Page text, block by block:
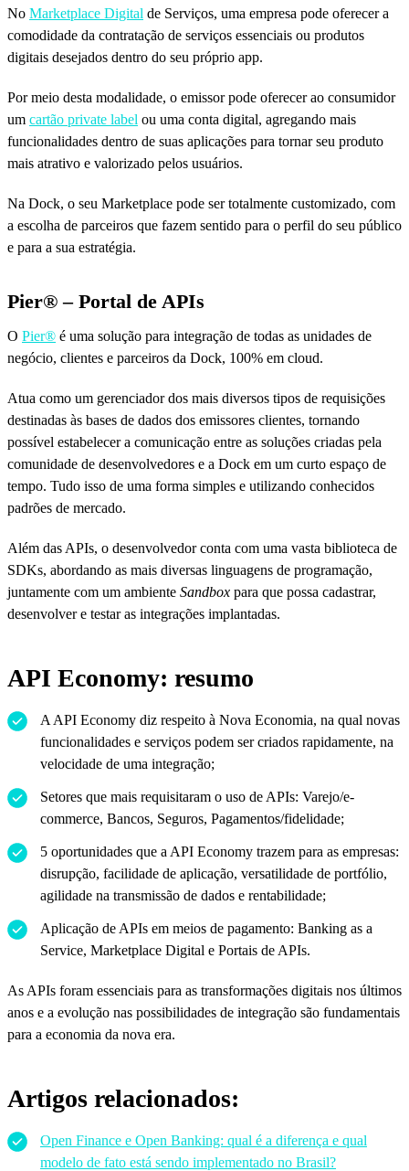
No Marketplace Digital de Serviços, uma empresa pode oferecer a
comodidade da contratação de serviços essenciais ou produtos
digitais desejados dentro do seu próprio app.
Por meio desta modalidade, o emissor pode oferecer ao consumidor
um cartão private label ou uma conta digital, agregando mais
funcionalidades dentro de suas aplicações para tornar seu produto
mais atrativo e valorizado pelos usuários.
Na Dock, o seu Marketplace pode ser totalmente customizado, com
a escolha de parceiros que fazem sentido para o perfil do seu público
e para a sua estratégia.
Pier® – Portal de APIs
O Pier® é uma solução para integração de todas as unidades de
negócio, clientes e parceiros da Dock, 100% em cloud.
Atua como um gerenciador dos mais diversos tipos de requisições
destinadas às bases de dados dos emissores clientes, tornando
possível estabelecer a comunicação entre as soluções criadas pela
comunidade de desenvolvedores e a Dock em um curto espaço de
tempo. Tudo isso de uma forma simples e utilizando conhecidos
padrões de mercado.
Além das APIs, o desenvolvedor conta com uma vasta biblioteca de
SDKs, abordando as mais diversas linguagens de programação,
juntamente com um ambiente Sandbox para que possa cadastrar,
desenvolver e testar as integrações implantadas.
API Economy: resumo
A API Economy diz respeito à Nova Economia, na qual novas
funcionalidades e serviços podem ser criados rapidamente, na
velocidade de uma integração;
Setores que mais requisitaram o uso de APIs: Varejo/e-
commerce, Bancos, Seguros, Pagamentos/fidelidade;
5 oportunidades que a API Economy trazem para as empresas:
disrupção, facilidade de aplicação, versatilidade de portfólio,
agilidade na transmissão de dados e rentabilidade;
Aplicação de APIs em meios de pagamento: Banking as a
Service, Marketplace Digital e Portais de APIs.
As APIs foram essenciais para as transformações digitais nos últimos
anos e a evolução nas possibilidades de integração são fundamentais
para a economia da nova era.
Artigos relacionados:
Open Finance e Open Banking: qual é a diferença e qual
modelo de fato está sendo implementado no Brasil?